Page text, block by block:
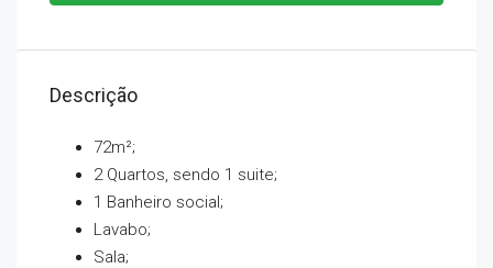
Descrição
72m²;
2 Quartos, sendo 1 suite;
1 Banheiro social;
Lavabo;
Sala;